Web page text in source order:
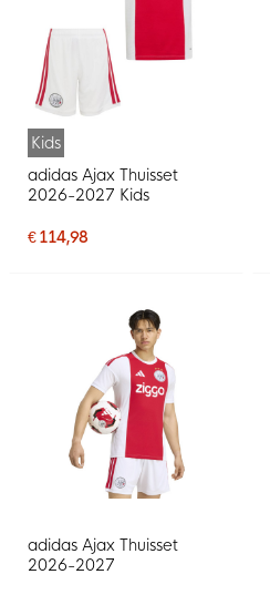
Kids
adidas Ajax Thuisset
2026-2027 Kids
€ 114,98
adidas Ajax Thuisset
2026-2027